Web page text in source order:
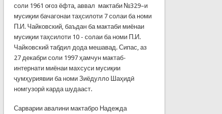
соли 1961 оғоз ёфта, аввал мактаби №329–и
мусиқии бачагонаи таҳсилоти 7 солаи ба номи
П.И. Чайковский, баъдан ба мактаби миёнаи
мусиқии таҳсилоти 10 - солаи ба номи П.И.
Чайковский табдил дода мешавад. Сипас, аз
27 декабри соли 1997 ҳамчун мактаб-
интернати миёнаи махсуси мусиқии
ҷумҳуриявии ба номи Зиёдулло Шаҳидӣ
номгузорӣ карда шудааст.
Сарварии авалини мактабро Надежда